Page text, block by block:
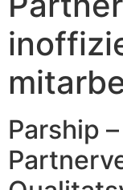
Parship